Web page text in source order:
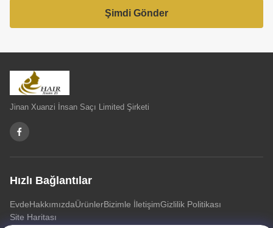
Şimdi Gönder
Jinan Xuanzi İnsan Saçı Limited Şirketi
Hızlı Bağlantılar
EvdeHakkımızdaÜrünlerBizimle İletişimGizlilik Politikası
Site Haritası